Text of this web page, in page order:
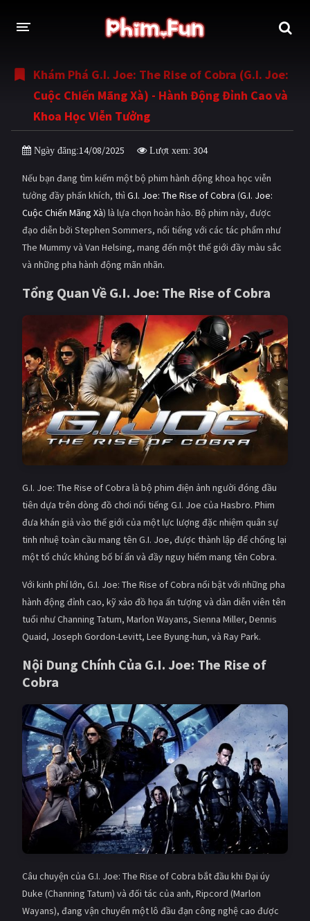
THỂ LOẠI
Thần thoại - Cổ trang
Kinh dị Tội phạm - Hình sự
Phiêu lưu
Viễn tưởng Khoa học - Tài liệu
Giật gân Gia đình
Bí ẩn Lịch sử
Viễn Tây Tiểu sử
GameShow DramaTV
QUỐC GIA
Âu - Mỹ Trung Quốc - Hồng Kông
Hàn Quốc Nhật Bản
Ấn Độ Việt Nam
Tổng hợp
CẬP NHẬT
PHIM MỚI
PHIM BỘ
PHIM LẺ
PHIM CHIẾU RẠP
TUYỂN TẬP PHIM
BLOG
Khám Phá G.I. Joe: The Rise of Cobra (G.I. Joe:
Cuộc Chiến Mãng Xà) - Hành Động Đỉnh Cao và
Khoa Học Viễn Tưởng
Ngày đăng:14/08/2025 Lượt xem: 304
Nếu bạn đang tìm kiếm một bộ phim hành động khoa học viễn
tưởng đầy phấn khích, thì G.I. Joe: The Rise of Cobra (G.I. Joe:
Cuộc Chiến Mãng Xà) là lựa chọn hoàn hảo. Bộ phim này, được
đạo diễn bởi Stephen Sommers, nổi tiếng với các tác phẩm như
The Mummy và Van Helsing, mang đến một thế giới đầy màu sắc
và những pha hành động mãn nhãn.
Tổng Quan Về G.I. Joe: The Rise of Cobra
G.I. Joe: The Rise of Cobra là bộ phim điện ảnh người đóng đầu
tiên dựa trên dòng đồ chơi nổi tiếng G.I. Joe của Hasbro. Phim
đưa khán giả vào thế giới của một lực lượng đặc nhiệm quân sự
tinh nhuệ toàn cầu mang tên G.I. Joe, được thành lập để chống lại
một tổ chức khủng bố bí ẩn và đầy nguy hiểm mang tên Cobra.
Với kinh phí lớn, G.I. Joe: The Rise of Cobra nổi bật với những pha
hành động đỉnh cao, kỹ xảo đồ họa ấn tượng và dàn diễn viên tên
tuổi như Channing Tatum, Marlon Wayans, Sienna Miller, Dennis
Quaid, Joseph Gordon-Levitt, Lee Byung-hun, và Ray Park.
Nội Dung Chính Của G.I. Joe: The Rise of
Cobra
Câu chuyện của G.I. Joe: The Rise of Cobra bắt đầu khi Đại úy
Duke (Channing Tatum) và đối tác của anh, Ripcord (Marlon
Wayans), đang vận chuyển một lô đầu đạn công nghệ cao được